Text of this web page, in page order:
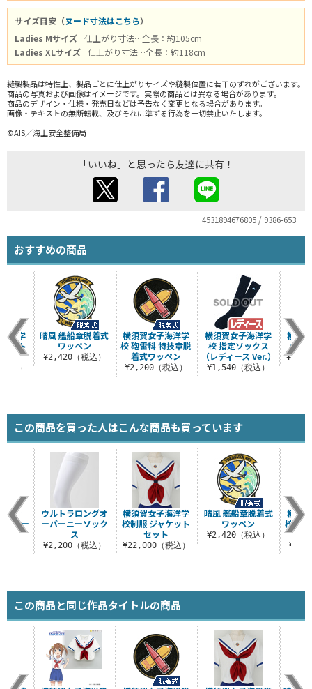
サイズ目安（ヌード寸法はこちら）
Ladies Mサイズ 仕上がり寸法…全長：約105cm
Ladies XLサイズ 仕上がり寸法…全長：約118cm
縫製製品は特性上、製品ごとに仕上がりサイズや縫製位置に若干のずれがございます。
商品の写真および画像はイメージです。実際の商品とは異なる場合があります。
商品のデザイン・仕様・発売日などは予告なく変更となる場合があります。
画像・テキストの無断転載、及びそれに準ずる行為を一切禁止いたします。
©AIS／海上安全整備局
「いいね」と思ったら友達に共有！
4531894676805 / 9386-653
おすすめの商品
横須賀女子海洋学
校 砲雷科 特技章脱
着式ワッペン
¥2,200（税込）
横須賀女子海洋学
校 指定ソックス
（レディース Ver.）
¥1,540（税込）
横須
校制
洋学
ット
込）
晴風 艦船章脱着式
ワッペン
¥2,420（税込）
この商品を買った人はこんな商品も買っています
横須賀女子海洋学
校制服 ジャケット
セット
¥22,000（税込）
晴風 艦船章脱着式
ワッペン
¥2,420（税込）
横須
校 砲
着
リン
プレー
ウルトラロングオ
ーバーニーソック
ス
¥2,200（税込）
この商品と同じ作品タイトルの商品